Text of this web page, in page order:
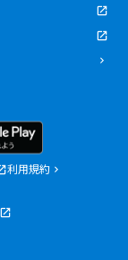
利用規約